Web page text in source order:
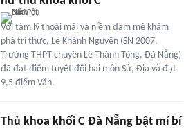
Với tâm lý thoải mái và niềm đam mê khám
phá tri thức, Lê Khánh Nguyên (SN 2007,
Trường THPT chuyên Lê Thánh Tông, Đà Nẵng)
đã đạt điểm tuyệt đối hai môn Sử, Địa và đạt
9,5 điểm Văn.
Thủ khoa khối C Đà Nẵng bật mí bí